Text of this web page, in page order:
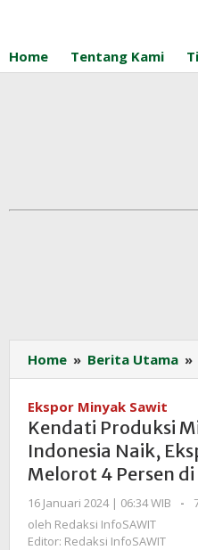
konten
Home Tentang Kami
Home » Berita Utama »
Ekspor Minyak Sawit
Kendati Produksi
Indonesia Naik,
Melorot 4 Persen
16 Januari 2024 | 06:34 WIB -
oleh Redaksi InfoSAWIT
Editor: Redaksi InfoSAWIT